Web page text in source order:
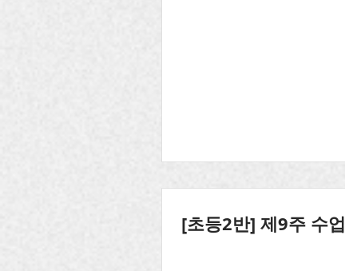
[초등2반] 제9주 수업